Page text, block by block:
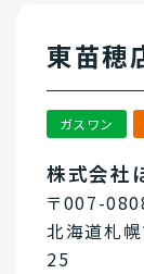
東苗穂
ガスワン
株式会社
〒007-
北海道札
25